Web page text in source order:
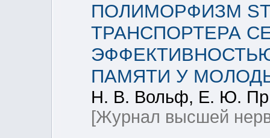
ПОЛИМОРФИЗМ
ТРАНСПОРТЕРА
ПАМЯТИ У
Н. В. Вольф, Е. Ю.
[Журнал высшей